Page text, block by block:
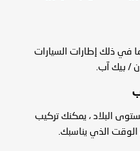
في ذلك إطارات السيارات
على مستوى البلاد ، يمكنك تركيب
الذي يناسبك.